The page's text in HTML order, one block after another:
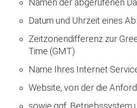
Namen der abgerufenen
Datum und Uhrzeit eines
Zeitzonendifferenz zur
Time (GMT)
Name Ihres Internet
Website, von der die
sowie ggf. Betriebssystem